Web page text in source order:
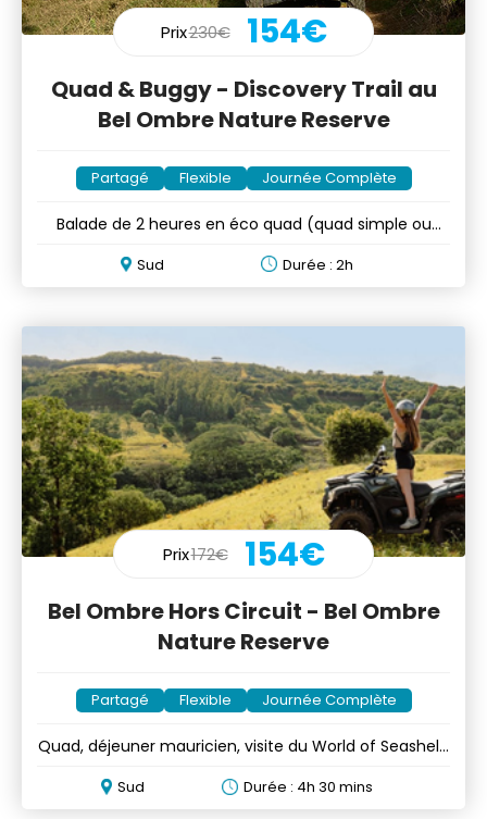
Prix230€ 154€
Quad & Buggy - Discovery Trail au
Bel Ombre Nature Reserve
Partagé Flexible Journée Complète
Balade de 2 heures en éco quad (quad simple ou
Sud Durée : 2h
Prix172€ 154€
Bel Ombre Hors Circuit - Bel Ombre
Nature Reserve
Partagé Flexible Journée Complète
Quad, déjeuner mauricien, visite du World of Seashells
Sud Durée : 4h 30 mins